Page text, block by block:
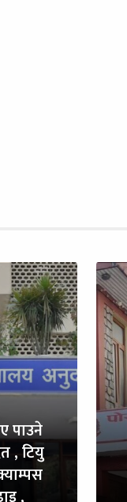
पाउने
, टियु